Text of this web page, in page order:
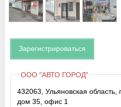
Зарегистрироваться
ООО "АВТО ГОРОД"
432063, Ульяновская область,
дом 35, офис 1